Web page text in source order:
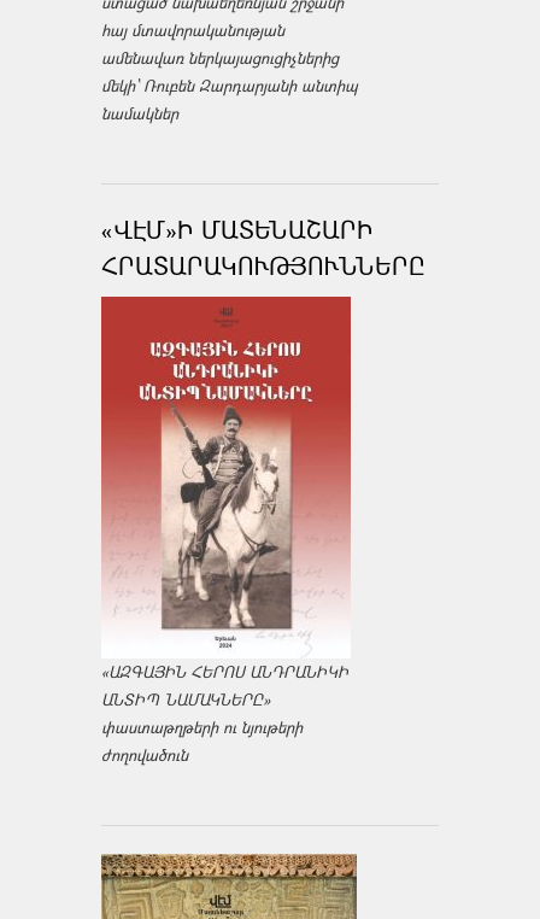
հայ մտավորականության
ամենավառ ներկայացուցիչներից
մեկի՝ Ռուբեն Զարդարյանի անտիպ
նամակներ
«ՎԷՄ»Ի ՄԱՏԵՆԱՇԱՐԻ
ՀՐԱՏԱՐԱԿՈՒԹՅՈՒՆՆԵՐԸ
«ԱԶԳԱՅԻՆ ՀԵՐՈՍ ԱՆԴՐԱՆԻԿԻ
ԱՆՏԻՊ ՆԱՄԱԿՆԵՐԸ»
փաստաթղթերի ու նյութերի
ժողովածուն